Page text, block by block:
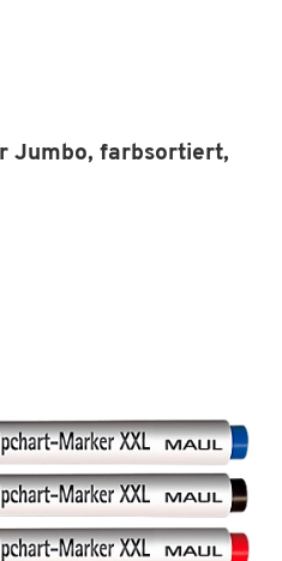
Jumbo, farbsortiert,